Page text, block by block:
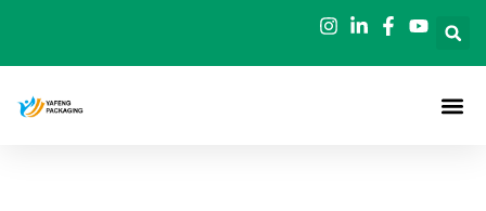
springen